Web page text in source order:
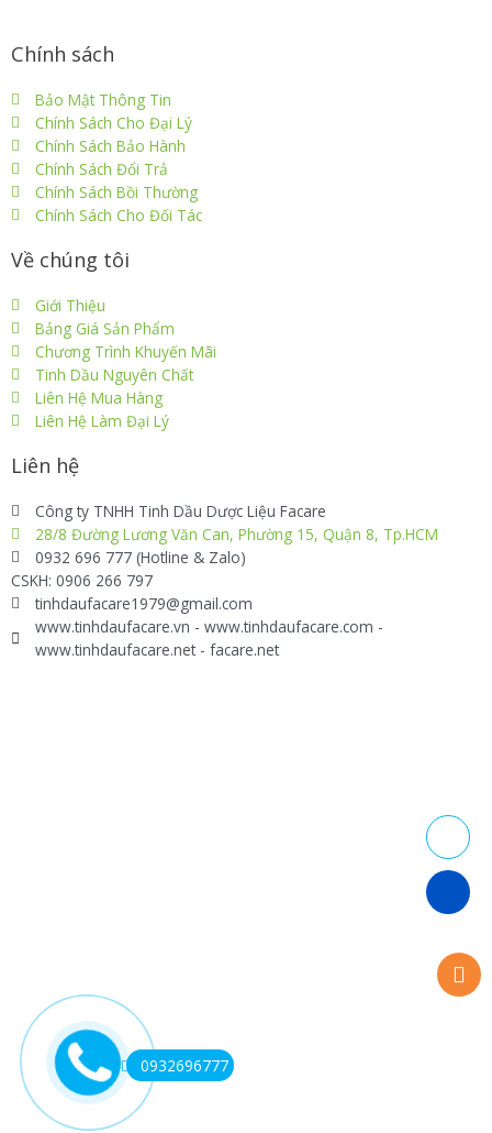
Chính sách
Bảo Mật Thông Tin
Chính Sách Cho Đại Lý
Chính Sách Bảo Hành
Chính Sách Đổi Trả
Chính Sách Bồi Thường
Chính Sách Cho Đối Tác
Về chúng tôi
Giới Thiệu
Bảng Giá Sản Phẩm
Chương Trình Khuyến Mãi
Tinh Dầu Nguyên Chất
Liên Hệ Mua Hàng
Liên Hệ Làm Đại Lý
Liên hệ
Công ty TNHH Tinh Dầu Dược Liệu Facare
28/8 Đường Lương Văn Can, Phường 15, Quận 8, Tp.HCM
0932 696 777 (Hotline & Zalo)
CSKH: 0906 266 797
tinhdaufacare1979@gmail.com
www.tinhdaufacare.vn - www.tinhdaufacare.com -
www.tinhdaufacare.net - facare.net
0932696777